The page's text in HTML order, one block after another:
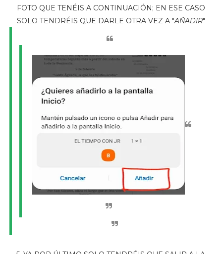
FOTO QUE TENÉIS A CONTINUACIÓN; EN ESE CASO
SOLO TENDRÉIS QUE DARLE OTRA VEZ A "AÑADIR"